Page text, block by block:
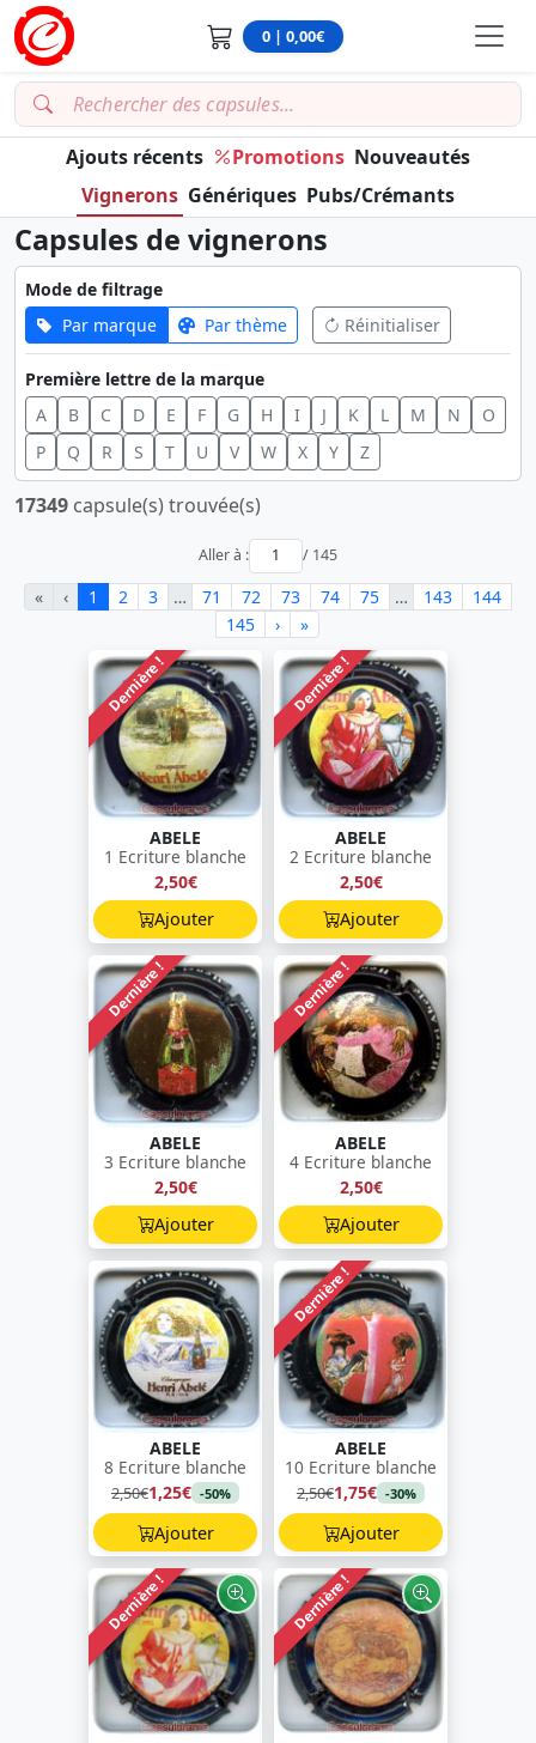
0 | 0,00€
Ajouts récents Promotions Nouveautés
Vignerons Génériques Pubs/Crémants
Capsules de vignerons
Mode de filtrage
Par marque
Par thème Réinitialiser
Première lettre de la marque
A
B C D E F G H I J K L M N
O
P
Q R S T U V W X Y Z
17349 capsule(s) trouvée(s)
Aller à : / 145
« ‹ 1 2 3 … 71 72 73 74 75 … 143
144
145
› »
Dernière !
ABELE
1 Ecriture blanche
2,50€
Ajouter
Dernière !
ABELE
2 Ecriture blanche
2,50€
Ajouter
Dernière !
ABELE
3 Ecriture blanche
2,50€
Ajouter
Dernière !
ABELE
4 Ecriture blanche
2,50€
Ajouter
ABELE
8 Ecriture blanche
2,50€1,25€ -50%
Ajouter
Dernière !
ABELE
10 Ecriture blanche
2,50€1,75€ -30%
Ajouter
Dernière ! Dernière !